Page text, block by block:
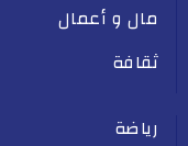
مال و أعمال
ثقافة
رياضة